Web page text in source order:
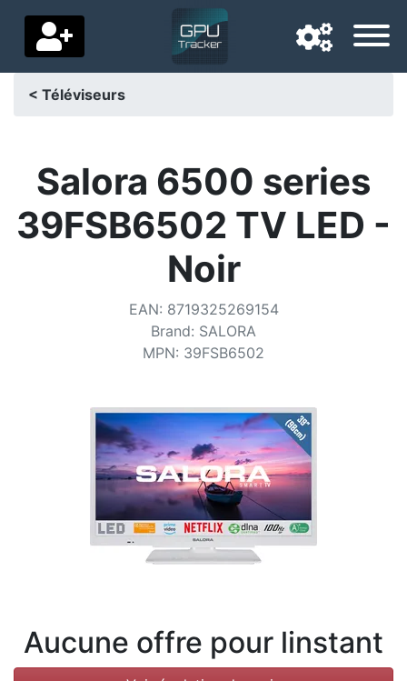
Pays de livraison
Accueil
Conditions
Catégories
< Téléviseurs
Salora 6500 series
39FSB6502 TV LED -
Noir
EAN: 8719325269154
Brand: SALORA
MPN: 39FSB6502
Aucune offre pour linstant